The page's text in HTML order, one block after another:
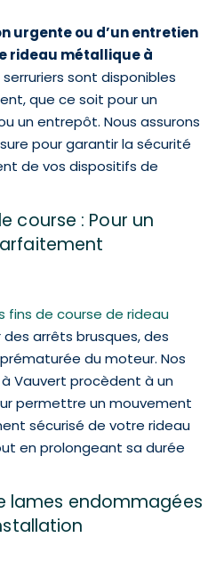
urgente ou d’un entretien
rideau métallique à
sont disponibles
que ce soit pour un
un entrepôt. Nous assurons
pour garantir la sécurité
de vos dispositifs de
course : Pour un
fins de course de rideau
arrêts brusques, des
du moteur. Nos
Vauvert procèdent à un
permettre un mouvement
sécurisé de votre rideau
en prolongeant sa durée
lames endommagées